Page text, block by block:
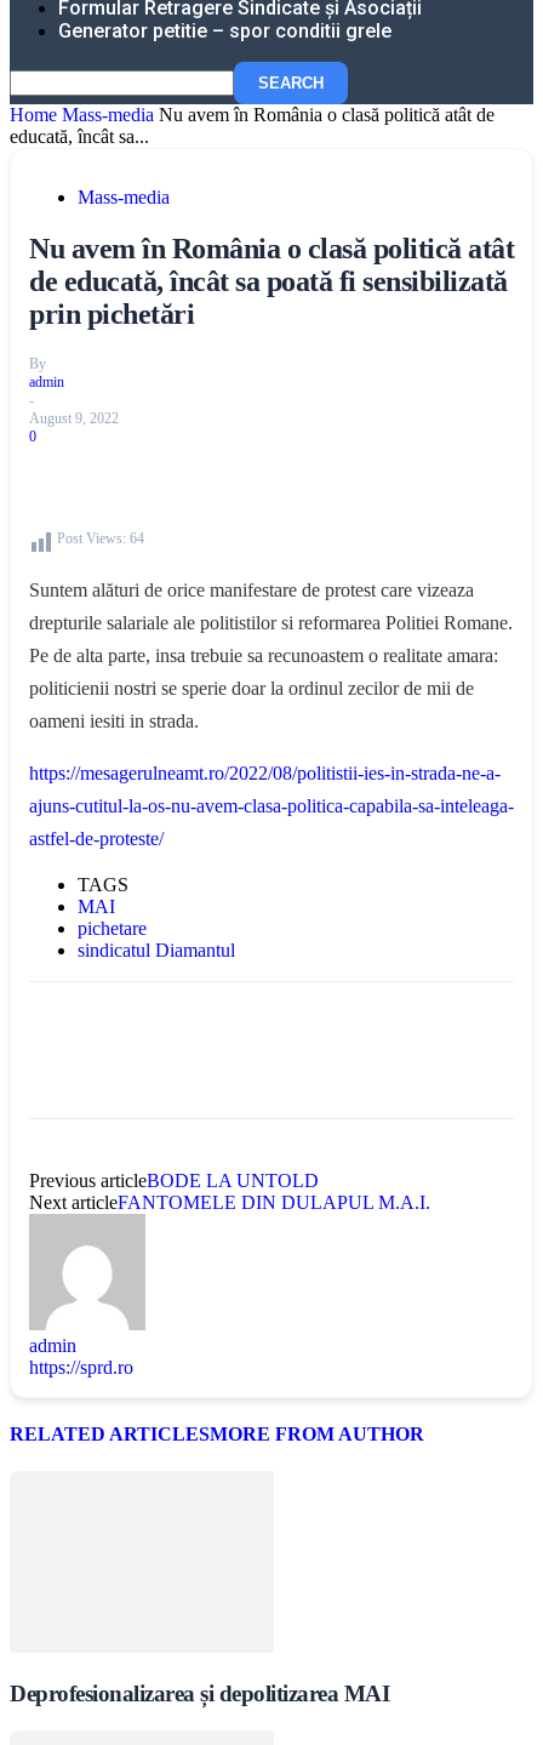
Formular Retragere Sindicate și Asociații
Generator petitie – spor conditii grele
Home Mass-media Nu avem în România o clasă politică atât de
educată, încât sa...
Mass-media
Nu avem în România o clasă politică atât
de educată, încât sa poată fi sensibilizată
prin pichetări
By
admin
-
August 9, 2022
0
Post Views: 64
Suntem alături de orice manifestare de protest care vizeaza
drepturile salariale ale politistilor si reformarea Politiei Romane.
Pe de alta parte, insa trebuie sa recunoastem o realitate amara:
politicienii nostri se sperie doar la ordinul zecilor de mii de
oameni iesiti in strada.
https://mesagerulneamt.ro/2022/08/politistii-ies-in-strada-ne-a-
ajuns-cutitul-la-os-nu-avem-clasa-politica-capabila-sa-inteleaga-
astfel-de-proteste/
TAGS
MAI
pichetare
sindicatul Diamantul
Previous articleBODE LA UNTOLD
Next articleFANTOMELE DIN DULAPUL M.A.I.
admin
https://sprd.ro
RELATED ARTICLESMORE FROM AUTHOR
Deprofesionalizarea și depolitizarea MAI